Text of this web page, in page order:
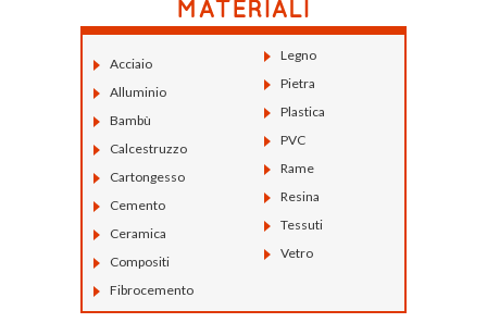
Acciaio
Alluminio
Bambù
Calcestruzzo
Cartongesso
Cemento
Ceramica
Compositi
Fibrocemento
Legno
Pietra
Plastica
PVC
Rame
Resina
Tessuti
Vetro